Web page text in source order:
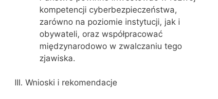
kompetencji cyberbezpieczeństwa,
zarówno na poziomie instytucji, jak i
obywateli, oraz współpracować
międzynarodowo w zwalczaniu tego
zjawiska.
III. Wnioski i rekomendacje